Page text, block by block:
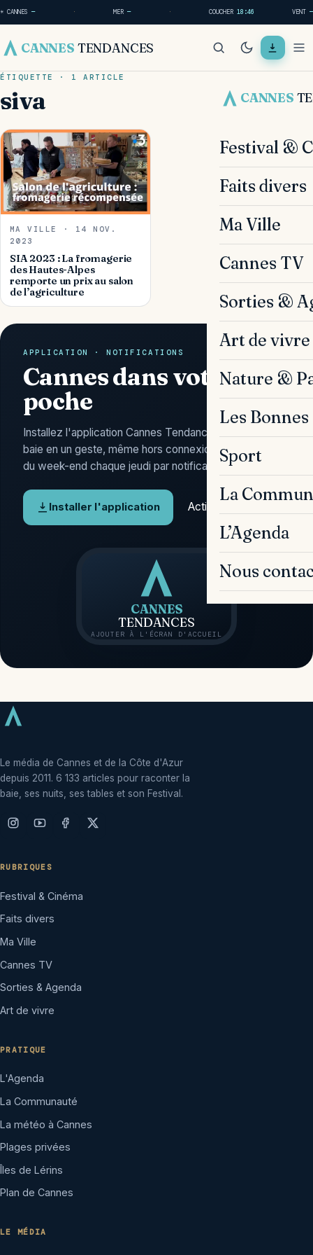
☀ CANNES — · MER— · COUCHER18:46 VENT —
CANNES TENDANCES
CANNES
Festival &
Faits divers
Ma Ville
Cannes TV
Sorties &
Art de vivre
Nature &
Les
Sport
La
L’Agenda
Nous
ÉTIQUETTE · 1 ARTICLE
siva
MA VILLE · 14 NOV.
2023
SIA 2023 : La fromagerie
des Hautes-Alpes
remporte un prix au salon
de l’agriculture
APPLICATION · NOTIFICATIONS
Cannes dans votre
poche
Installez l'application Cannes Tendances : l'actu de la
baie en un geste, même hors connexion, et l'Agenda
du week-end chaque jeudi par notification.
Installer l'application Activer les alertes
CANNES
TENDANCES
AJOUTER À L'ÉCRAN D'ACCUEIL
Le média de Cannes et de la Côte d'Azur
depuis 2011. 6 133 articles pour raconter la
baie, ses nuits, ses tables et son Festival.
RUBRIQUES
Festival & Cinéma
Faits divers
Ma Ville
Cannes TV
Sorties & Agenda
Art de vivre
PRATIQUE
L'Agenda
La Communauté
La météo à Cannes
Plages privées
Îles de Lérins
Plan de Cannes
LE MÉDIA